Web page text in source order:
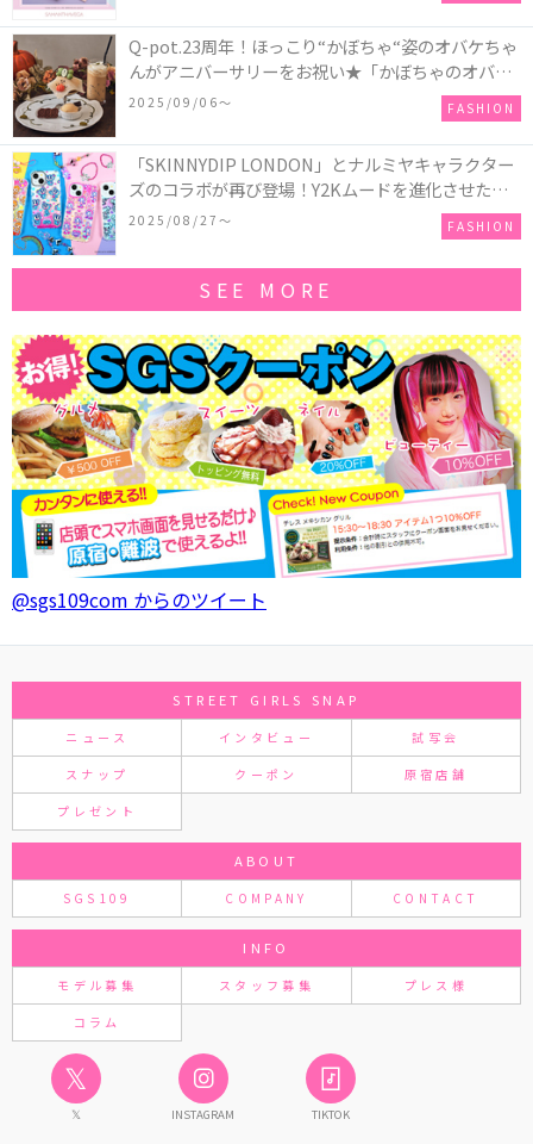
Q-pot.23周年！ほっこり“かぼちゃ“姿のオバケちゃ
んがアニバーサリーをお祝い★「かぼちゃのオバケ
ーキアクセサリー」が新発売！Q-pot CAFE.では
「かぼちゃのオバケーキプレート」も登場
2025/09/06〜 FASHION
「SKINNYDIP LONDON」とナルミヤキャラクター
ズのコラボが再び登場！Y2Kムードを進化させた新
作コレクションを発売♪
2025/08/27〜 FASHION
SEE MORE
@sgs109com からのツイート
STREET GIRLS SNAP
ニュース インタビュー 試写会
スナップ クーポン 原宿店舗
プレゼント
ABOUT
SGS109 COMPANY CONTACT
INFO
モデル募集 スタッフ募集 プレス様
コラム
𝕏
𝕏 INSTAGRAM TIKTOK